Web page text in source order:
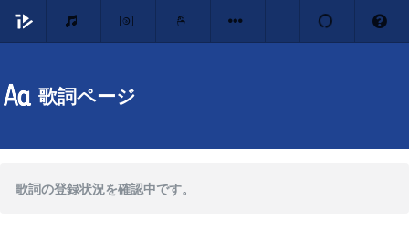
歌詞ページ
歌詞の登録状況を確認中です。